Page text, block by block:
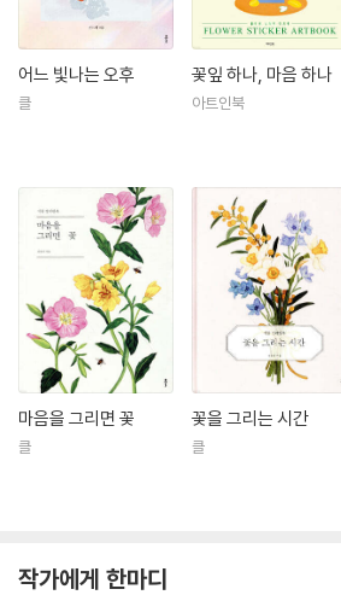
어느 빛나는 오후
클
꽃잎 하나, 마음 하나
아트인북
마음을 그리면 꽃
클
꽃을 그리는 시간
클
작가에게 한마디